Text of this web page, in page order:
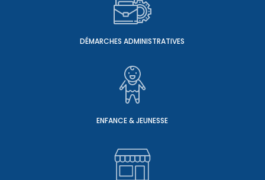
DÉMARCHES ADMINISTRATIVES
ENFANCE & JEUNESSE